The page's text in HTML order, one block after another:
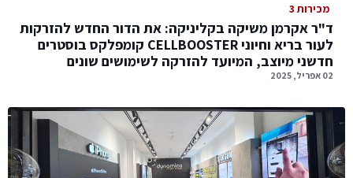
מכירות 3
ד"ר אקרמן משיקה בקליניקה: את הדור החדש להזרקות
לעור בריא וחיוני CELLBOOSTER קומפלקס בוסטרים
חדשני מיוצב, המיועד להזרקה לשימושים שונים
02 אפריל, 2025